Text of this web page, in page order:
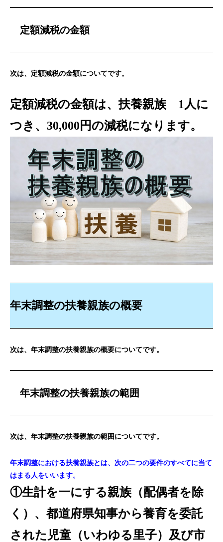
定額減税の金額
次は、定額減税の金額についてです。
定額減税の金額は、扶養親族 1人に
つき、30,000円の減税になります。
年末調整の扶養親族の概要
次は、年末調整の扶養親族の概要についてです。
年末調整の扶養親族の範囲
次は、年末調整の扶養親族の範囲についてです。
年末調整における扶養親族とは、次の二つの要件のすべてに当て
はまる人をいいます。
①生計を一にする親族（配偶者を除
く）、都道府県知事から養育を委託
された児童（いわゆる里子）及び市